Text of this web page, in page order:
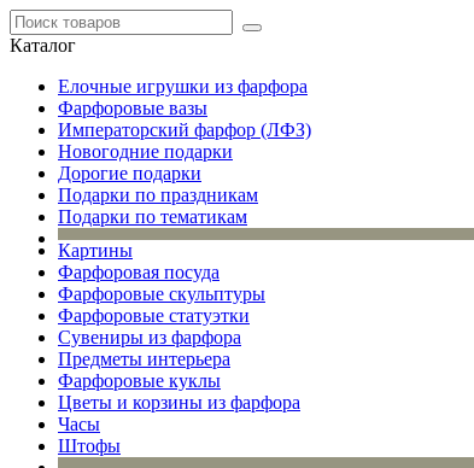
Каталог
Елочные игрушки из фарфора
Фарфоровые вазы
Императорский фарфор (ЛФЗ)
Новогодние подарки
Дорогие подарки
Подарки по праздникам
Подарки по тематикам
Картины
Фарфоровая посуда
Фарфоровые скульптуры
Фарфоровые статуэтки
Сувениры из фарфора
Предметы интерьера
Фарфоровые куклы
Цветы и корзины из фарфора
Часы
Штофы